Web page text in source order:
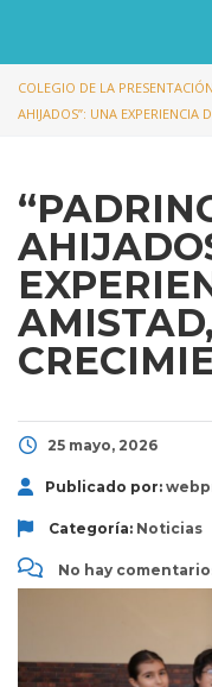
COLEGIO DE LA
AHIJADOS”: UNA EXPERIENCIA
25 mayo, 2026
Publicado por:
Categoría: Noticias
No hay